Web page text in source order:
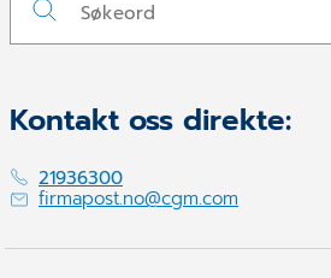
Kontakt oss direkte:
21936300
firmapost.no@cgm.com